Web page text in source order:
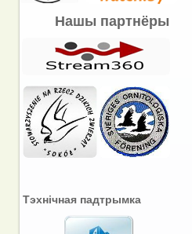
Нашы партнёры
Тэхнічная падтрымка